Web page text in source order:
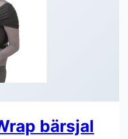
bärsjal